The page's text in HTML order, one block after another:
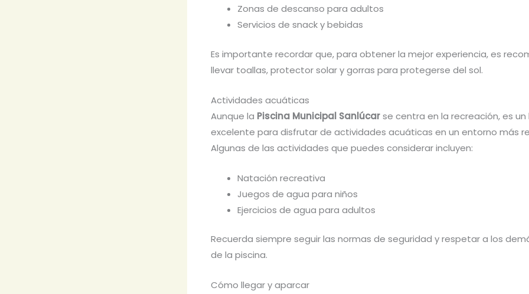
Zonas de descanso para adultos
Servicios de snack y bebidas
Es importante recordar que, para obtener la mejor experiencia, es
llevar toallas, protector solar y gorras para protegerse del sol.
Actividades acuáticas
Aunque la Piscina Municipal Sanlúcarse centra en la recreación, es un
excelente para disfrutar de actividades acuáticas en un entorno más
Algunas de las actividades que puedes considerar incluyen:
Natación recreativa
Juegos de agua para niños
Ejercicios de agua para adultos
Recuerda siempre seguir las normas de seguridad y respetar a los
de la piscina.
Cómo llegar y aparcar